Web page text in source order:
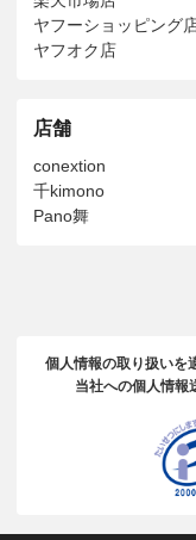
ヤフーショッピング
ヤフオク店
店舗
conextion
千kimono
Pano舞
個人情報の取り扱いを
当社への個人情報